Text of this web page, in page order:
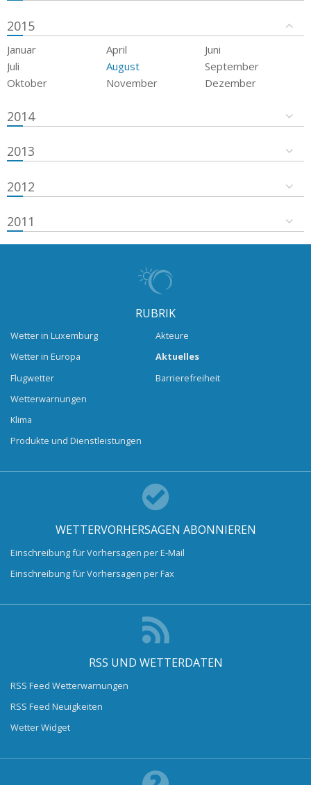
2015
Januar April
Juni
Juli
August
September
Oktober
November Dezember
2014
2013
2012
2011
RUBRIK
Wetter in Luxemburg
Wetter in Europa
Flugwetter
Wetterwarnungen
Klima
Produkte und Dienstleistungen
Akteure
Aktuelles
Barrierefreiheit
WETTERVORHERSAGEN ABONNIEREN
Einschreibung für Vorhersagen per E-Mail
Einschreibung für Vorhersagen per Fax
RSS UND WETTERDATEN
RSS Feed Wetterwarnungen
RSS Feed Neuigkeiten
Wetter Widget